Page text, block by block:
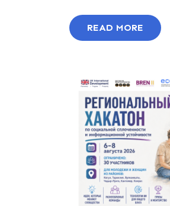
READ MORE